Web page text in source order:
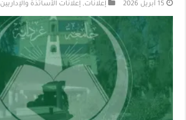
15 أبريل 2026 إعلانات, إعلانات الأساتذة والإداريين